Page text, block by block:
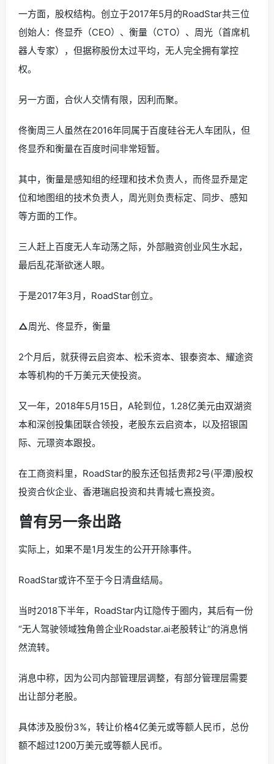
一方面，股权结构。创立于2017年5月的RoadStar共三位
创始人：佟显乔（CEO）、衡量（CTO）、周光（首席机
器人专家），但据称股份太过平均，无人完全拥有掌控
权。
另一方面，合伙人交情有限，因利而聚。
佟衡周三人虽然在2016年同属于百度硅谷无人车团队，但
佟显乔和衡量在百度时间非常短暂。
其中，衡量是感知组的经理和技术负责人，而佟显乔是定
位和地图组的技术负责人，周光则负责标定、同步、感知
等方面的工作。
三人赶上百度无人车动荡之际，外部融资创业风生水起，
最后乱花渐欲迷人眼。
于是2017年3月，RoadStar创立。
△周光、佟显乔，衡量
2个月后，就获得云启资本、松禾资本、银泰资本、耀途资
本等机构的千万美元天使投资。
又一年，2018年5月15日，A轮到位，1.28亿美元由双湖资
本和深创投集团联合领投，老股东云启资本，以及招银国
际、元璟资本跟投。
在工商资料里，RoadStar的股东还包括贵邦2号(平潭)股权
投资合伙企业、香港瑞启投资和共青城七熹投资。
曾有另一条出路
实际上，如果不是1月发生的公开开除事件。
RoadStar或许不至于今日清盘结局。
当时2018下半年，RoadStar内讧隐传于圈内，其后有一份
“无人驾驶领域独角兽企业Roadstar.ai老股转让”的消息悄
然流转。
消息中称，因为公司内部管理层调整，有部分管理层需要
出让部分老股。
具体涉及股份3%，转让价格4亿美元或等额人民币，总份
额不超过1200万美元或等额人民币。